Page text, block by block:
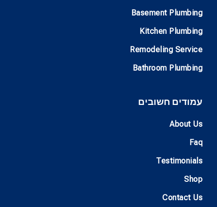
Basement Plumbing
Kitchen Plumbing
Remodeling Service
Bathroom Plumbing
עמודים חשובים
About Us
Faq
Testimonials
Shop
Contact Us